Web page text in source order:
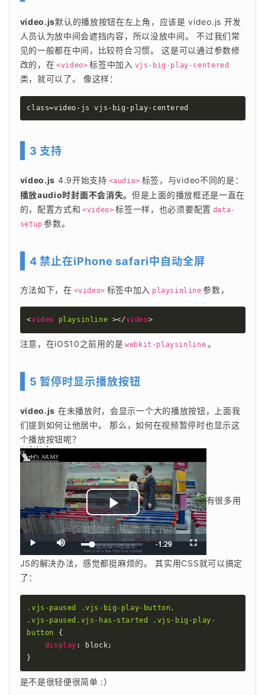
video.js默认的播放按钮在左上角，应该是 video.js 开发
人员认为放中间会遮挡内容，所以没放中间。 不过我们常
见的一般都在中间，比较符合习惯。 这是可以通过参数修
改的，在 <video> 标签中加入 vjs-big-play-centered
类，就可以了。 像这样：
class=video-js vjs-big-play-centered
3 支持
video.js 4.9开始支持 <audio> 标签，与video不同的是：
播放audio时封面不会消失。 但是上面的播放框还是一直在
的，配置方式和 <video> 标签一样，也必须要配置 data-
setup 参数。
4 禁止在iPhone safari中自动全屏
方法如下，在 <video> 标签中加入 playsinline 参数，
<video playsinline ></video>
注意，在iOS10之前用的是 webkit-playsinline 。
5 暂停时显示播放按钮
video.js 在未播放时，会显示一个大的播放按钮，上面我
们提到如何让他居中。 那么，如何在视频暂停时也显示这
个播放按钮呢？
有很多用
JS的解决办法，感觉都挺麻烦的。 其实用CSS就可以搞定
了：
.vjs-paused .vjs-big-play-button,
.vjs-paused.vjs-has-started .vjs-big-play-
button
{
display : block;
}
是不是很轻便很简单 :）